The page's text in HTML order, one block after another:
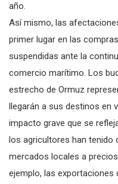
año.
Así mismo, las
primer lugar en las
suspendidas ante la
comercio marítimo. Los
estrecho de Ormuz
llegarán a sus destinos en
impacto grave que se
los agricultores han tenido
mercados locales a
ejemplo, las exportaciones